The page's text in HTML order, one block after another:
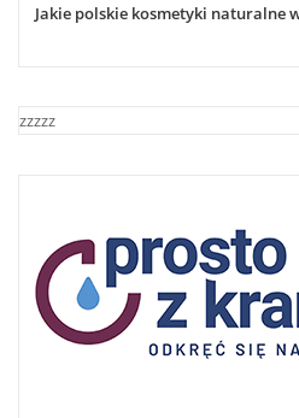
Jakie polskie kosmetyki naturalne
zzzzz